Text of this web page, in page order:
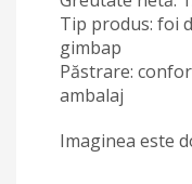
Tip produs: foi
gimbap
Păstrare:
ambalaj
Imaginea este